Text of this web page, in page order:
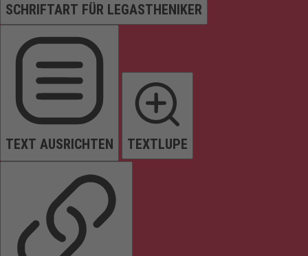
SCHRIFTART FÜR LEGASTHENIKER
TEXT AUSRICHTEN TEXTLUPE